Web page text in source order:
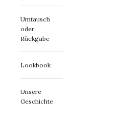
Umtausch
oder
Rückgabe
Lookbook
Unsere
Geschichte